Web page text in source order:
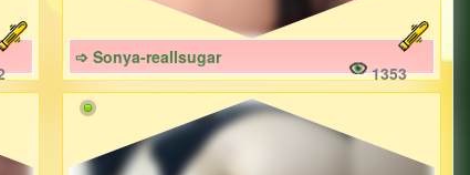
➩ Sonya-reallsugar
1353